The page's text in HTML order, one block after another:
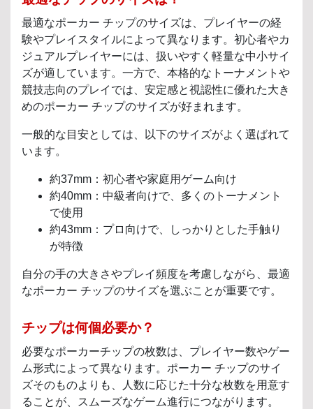
最適なポーカー チップのサイズは、プレイヤーの経
験やプレイスタイルによって異なります。初心者やカ
ジュアルプレイヤーには、扱いやすく軽量な中小サイ
ズが適しています。一方で、本格的なトーナメントや
競技志向のプレイでは、安定感と視認性に優れた大き
めのポーカー チップのサイズが好まれます。
一般的な目安としては、以下のサイズがよく選ばれて
います。
約37mm：初心者や家庭用ゲーム向け
約40mm：中級者向けで、多くのトーナメント
で使用
約43mm：プロ向けで、しっかりとした手触り
が特徴
自分の手の大きさやプレイ頻度を考慮しながら、最適
なポーカー チップのサイズを選ぶことが重要です。
チップは何個必要か？
必要なポーカーチップの枚数は、プレイヤー数やゲー
ム形式によって異なります。ポーカー チップのサイ
ズそのものよりも、人数に応じた十分な枚数を用意す
ることが、スムーズなゲーム進行につながります。